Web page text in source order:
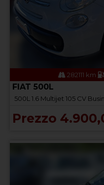
282111 km
FIAT 500L
500L 1.6 Multijet 105 CV
Prezzo